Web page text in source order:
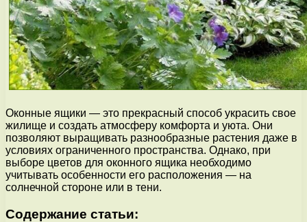
Оконные ящики — это прекрасный способ украсить свое
жилище и создать атмосферу комфорта и уюта. Они
позволяют выращивать разнообразные растения даже в
условиях ограниченного пространства. Однако, при
выборе цветов для оконного ящика необходимо
учитывать особенности его расположения — на
солнечной стороне или в тени.
Содержание статьи: